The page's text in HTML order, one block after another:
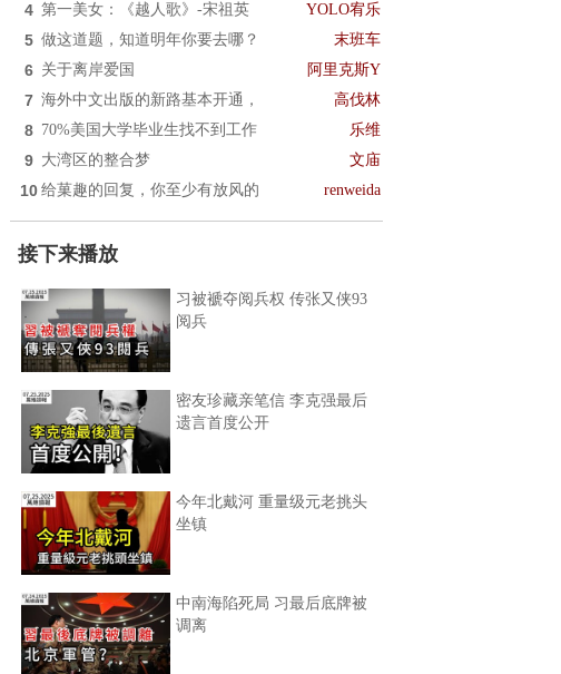
4 第一美女：《越人歌》-宋祖英 YOLO宥乐
5 做这道题，知道明年你要去哪？ 末班车
6 关于离岸爱国 阿里克斯Y
7 海外中文出版的新路基本开通， 高伐林
8 70%美国大学毕业生找不到工作 乐维
9 大湾区的整合梦 文庙
10 给菓趣的回复，你至少有放风的 renweida
接下来播放
习被褫夺阅兵权 传张又侠93
阅兵
密友珍藏亲笔信 李克强最后
遗言首度公开
今年北戴河 重量级元老挑头
坐镇
中南海陷死局 习最后底牌被
调离